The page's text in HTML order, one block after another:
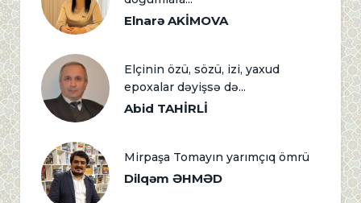
Elnarə AKİMOVA
Elçinin özü, sözü, izi, yaxud
epoxalar dəyişsə də...
Abid TAHİRLİ
Mirpaşa Tomayın yarımçıq ömrü
Dilqəm ƏHMƏD